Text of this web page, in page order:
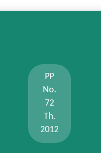
PP
No.
72
Th.
2012